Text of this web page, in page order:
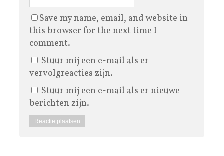
Save my name, email, and website in
this browser for the next time I
comment.
Stuur mij een e-mail als er
vervolgreacties zijn.
Stuur mij een e-mail als er nieuwe
berichten zijn.